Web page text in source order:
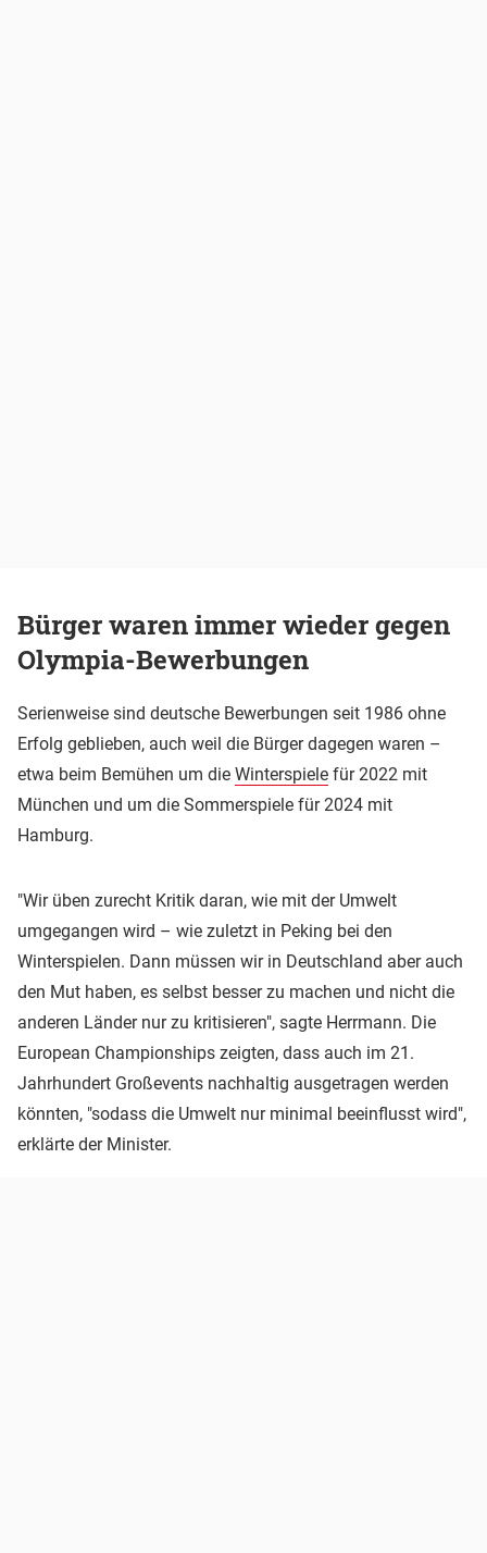
Bürger waren immer wieder gegen
Olympia-Bewerbungen
Serienweise sind deutsche Bewerbungen seit 1986 ohne
Erfolg geblieben, auch weil die Bürger dagegen waren –
etwa beim Bemühen um die Winterspiele für 2022 mit
München und um die Sommerspiele für 2024 mit
Hamburg.
"Wir üben zurecht Kritik daran, wie mit der Umwelt
umgegangen wird – wie zuletzt in Peking bei den
Winterspielen. Dann müssen wir in Deutschland aber auch
den Mut haben, es selbst besser zu machen und nicht die
anderen Länder nur zu kritisieren", sagte Herrmann. Die
European Championships zeigten, dass auch im 21.
Jahrhundert Großevents nachhaltig ausgetragen werden
könnten, "sodass die Umwelt nur minimal beeinflusst wird",
erklärte der Minister.